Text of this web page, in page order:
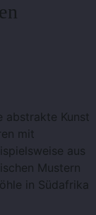
abstrakte Kunst
mit
aus
Mustern
in Südafrika